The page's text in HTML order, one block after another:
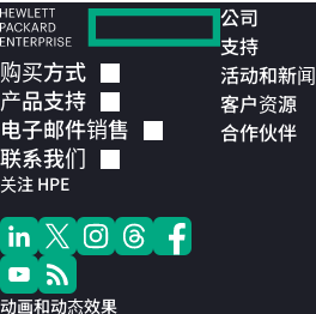
购买方式
产品支持
电子邮件销售
联系我们
关注 HPE
动画和动态效果
公司
支持
活动和新闻
客户资源
合作伙伴